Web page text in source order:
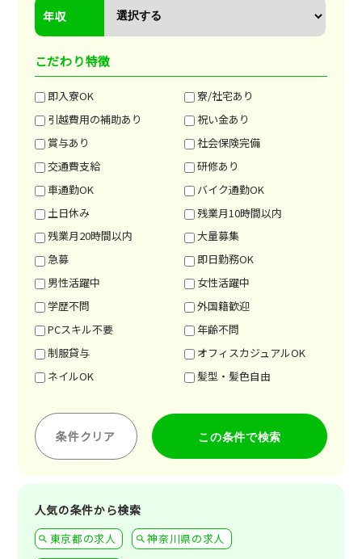
年収
こだわり特徴
即入寮OK
寮/社宅あり
引越費用の補助あり
祝い金あり
賞与あり
社会保険完備
交通費支給
研修あり
車通勤OK
バイク通勤OK
土日休み
残業月10時間以内
残業月20時間以内
大量募集
急募
即日勤務OK
男性活躍中
女性活躍中
学歴不問
外国籍歓迎
PCスキル不要
年齢不問
制服貸与
オフィスカジュアルOK
ネイルOK
髪型・髪色自由
条件クリア
人気の条件から検索
東京都の求人
神奈川県の求人